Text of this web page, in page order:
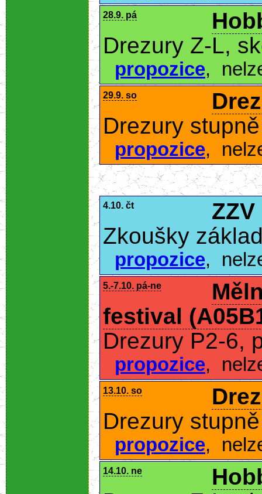
28.9. pá
Drezury Z-L,
propozice,
29.9. so
Drezury
propozice,
4.10. čt
ZZV
Zkoušky
propozice,
5.-7.10. pá-ne
festival
Drezury P2-6,
propozice,
13.10. so
Drezury
propozice,
14.10. ne